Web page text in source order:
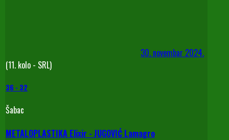
30. novembar 2024.
(11. kolo - SRL)
36 - 32
Šabac
METALOPLASTIKA Elixir - JUGOVIĆ Lamagro